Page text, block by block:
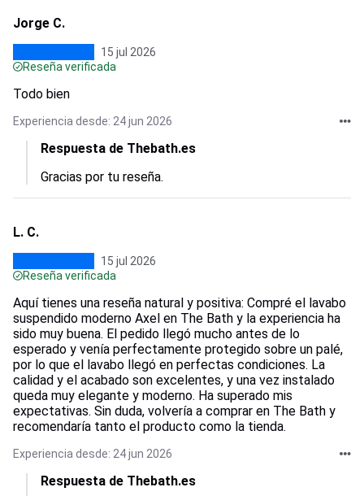
Jorge C.
15 jul 2026
Reseña verificada
Todo bien
Experiencia desde: 24 jun 2026
Respuesta de Thebath.es
Gracias por tu reseña.
L. C.
15 jul 2026
Reseña verificada
Aquí tienes una reseña natural y positiva: Compré el lavabo
suspendido moderno Axel en The Bath y la experiencia ha
sido muy buena. El pedido llegó mucho antes de lo
esperado y venía perfectamente protegido sobre un palé,
por lo que el lavabo llegó en perfectas condiciones. La
calidad y el acabado son excelentes, y una vez instalado
queda muy elegante y moderno. Ha superado mis
expectativas. Sin duda, volvería a comprar en The Bath y
recomendaría tanto el producto como la tienda.
Experiencia desde: 24 jun 2026
Respuesta de Thebath.es